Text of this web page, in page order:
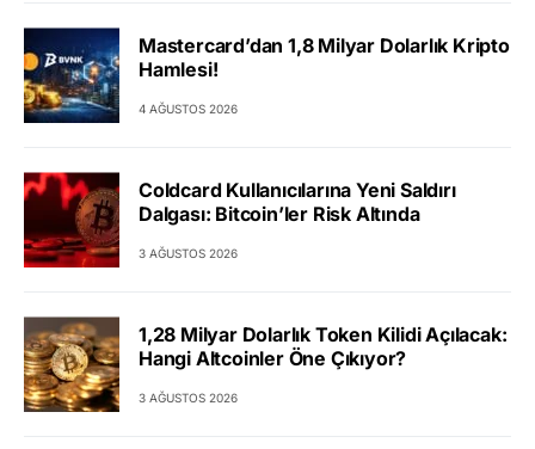
Mastercard’dan 1,8 Milyar Dolarlık Kripto
Hamlesi!
4 AĞUSTOS 2026
Coldcard Kullanıcılarına Yeni Saldırı
Dalgası: Bitcoin’ler Risk Altında
3 AĞUSTOS 2026
1,28 Milyar Dolarlık Token Kilidi Açılacak:
Hangi Altcoinler Öne Çıkıyor?
3 AĞUSTOS 2026